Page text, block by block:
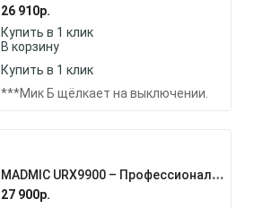
26 910р.
Купить в 1 клик
В корзину
Купить в 1 клик
***Мик Б щёлкает на выключении.
M
ADMIC URX9900 – Профессиональная Вокальная Беспроводная Радиосистема
27 900р.